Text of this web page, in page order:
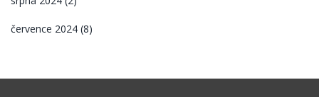
července 2024 (8)